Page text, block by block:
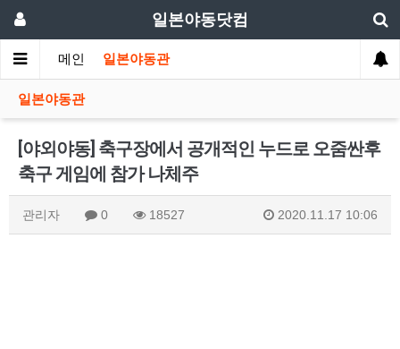
일본야동닷컴
메인 일본야동관
일본야동관
[야외야동] 축구장에서 공개적인 누드로 오줌싼후
축구 게임에 참가 나체주
관리자 0 18527 2020.11.17 10:06